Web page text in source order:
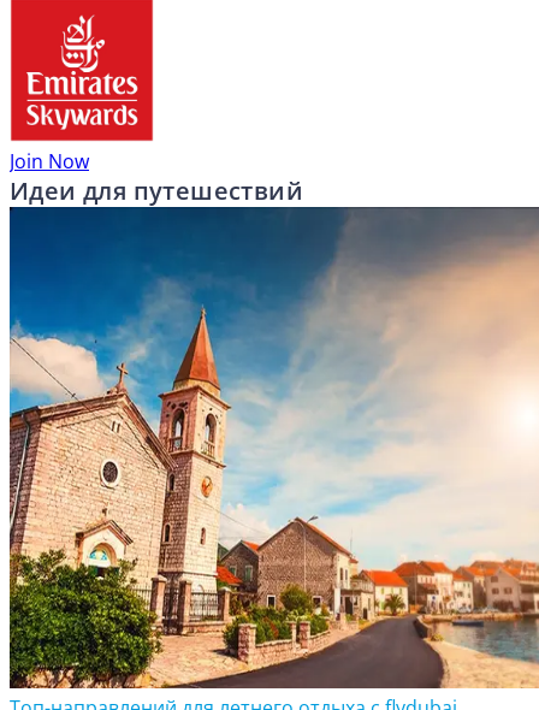
Join Now
Идеи для путешествий